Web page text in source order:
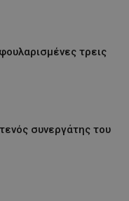
τρεις
συνεργάτης του